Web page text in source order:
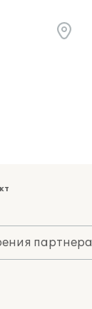
партнера